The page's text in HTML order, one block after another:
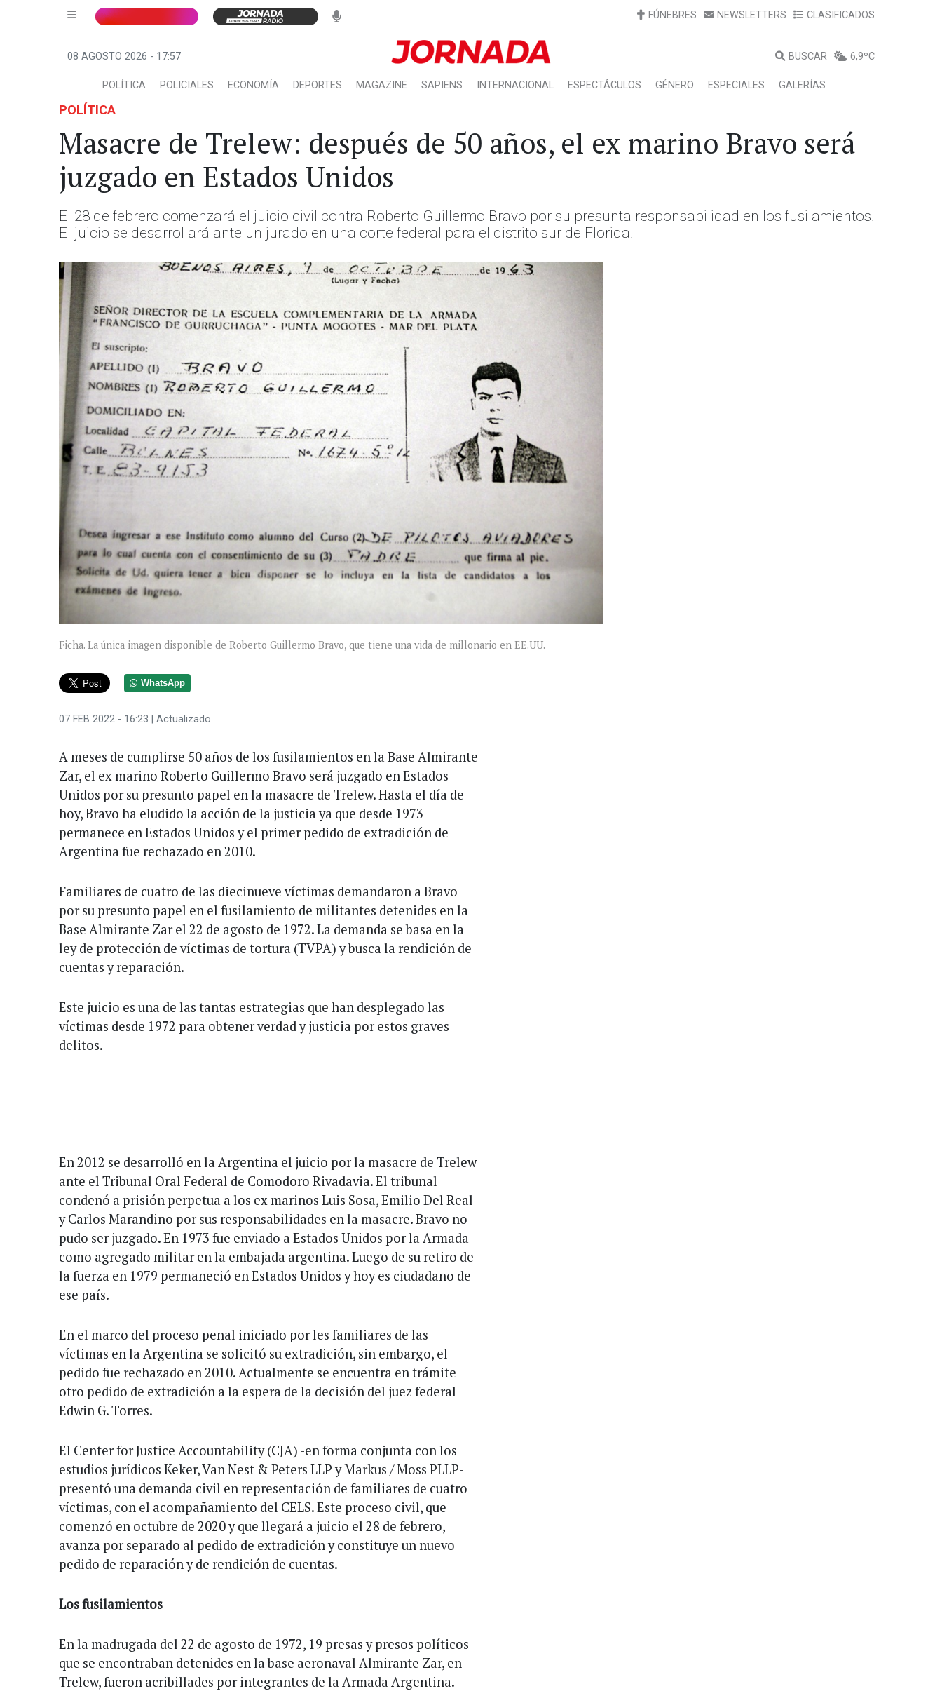
FÚNEBRES NEWSLETTERS CLASIFICADOS
08 AGOSTO 2026 - 17:57 BUSCAR 6,9ºC
POLÍTICA POLICIALES ECONOMÍA DEPORTES MAGAZINE SAPIENS INTERNACIONAL ESPECTÁCULOS GÉNERO ESPECIALES GALERÍAS
POLÍTICA
Masacre de Trelew: después de 50 años, el ex marino Bravo será
juzgado en Estados Unidos
El 28 de febrero comenzará el juicio civil contra Roberto Guillermo Bravo por su presunta responsabilidad en los fusilamientos.
El juicio se desarrollará ante un jurado en una corte federal para el distrito sur de Florida.
Ficha. La única imagen disponible de Roberto Guillermo Bravo, que tiene una vida de millonario en EE.UU.
WhatsApp
07 FEB 2022 - 16:23 | Actualizado
A meses de cumplirse 50 años de los fusilamientos en la Base Almirante
Zar, el ex marino Roberto Guillermo Bravo será juzgado en Estados
Unidos por su presunto papel en la masacre de Trelew. Hasta el día de
hoy, Bravo ha eludido la acción de la justicia ya que desde 1973
permanece en Estados Unidos y el primer pedido de extradición de
Argentina fue rechazado en 2010.
Familiares de cuatro de las diecinueve víctimas demandaron a Bravo
por su presunto papel en el fusilamiento de militantes detenides en la
Base Almirante Zar el 22 de agosto de 1972. La demanda se basa en la
ley de protección de víctimas de tortura (TVPA) y busca la rendición de
cuentas y reparación.
Este juicio es una de las tantas estrategias que han desplegado las
víctimas desde 1972 para obtener verdad y justicia por estos graves
delitos.
En 2012 se desarrolló en la Argentina el juicio por la masacre de Trelew
ante el Tribunal Oral Federal de Comodoro Rivadavia. El tribunal
condenó a prisión perpetua a los ex marinos Luis Sosa, Emilio Del Real
y Carlos Marandino por sus responsabilidades en la masacre. Bravo no
pudo ser juzgado. En 1973 fue enviado a Estados Unidos por la Armada
como agregado militar en la embajada argentina. Luego de su retiro de
la fuerza en 1979 permaneció en Estados Unidos y hoy es ciudadano de
ese país.
En el marco del proceso penal iniciado por les familiares de las
víctimas en la Argentina se solicitó su extradición, sin embargo, el
pedido fue rechazado en 2010. Actualmente se encuentra en trámite
otro pedido de extradición a la espera de la decisión del juez federal
Edwin G. Torres.
El Center for Justice Accountability (CJA) -en forma conjunta con los
estudios jurídicos Keker, Van Nest & Peters LLP y Markus / Moss PLLP-
presentó una demanda civil en representación de familiares de cuatro
víctimas, con el acompañamiento del CELS. Este proceso civil, que
comenzó en octubre de 2020 y que llegará a juicio el 28 de febrero,
avanza por separado al pedido de extradición y constituye un nuevo
pedido de reparación y de rendición de cuentas.
Los fusilamientos
En la madrugada del 22 de agosto de 1972, 19 presas y presos políticos
que se encontraban detenides en la base aeronaval Almirante Zar, en
Trelew, fueron acribillades por integrantes de la Armada Argentina.